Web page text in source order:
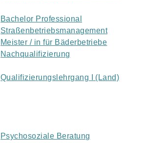
Bachelor Professional
Straßenbetriebsmanagement
Meister / in für Bäderbetriebe
Nachqualifizierung
Qualifizierungslehrgang I (Land)
Psychosoziale Beratung